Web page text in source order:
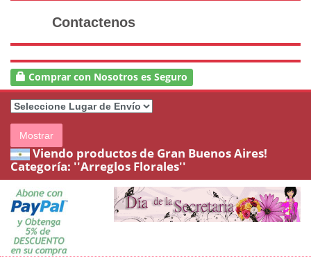
Contactenos
Comprar con Nosotros es Seguro
Mostrar
Viendo productos de Gran Buenos Aires!
Categoría: ''Arreglos Florales''